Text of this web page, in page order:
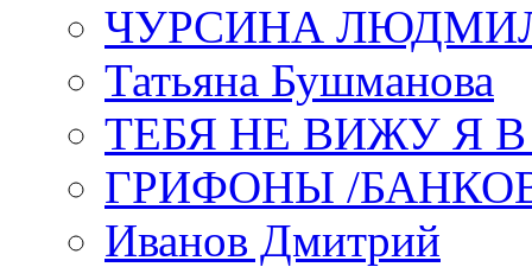
ЧУРСИНА
Татьяна Бушманова
ТЕБЯ НЕ ВИЖУ Я
ГРИФОНЫ /
Иванов Дмитрий